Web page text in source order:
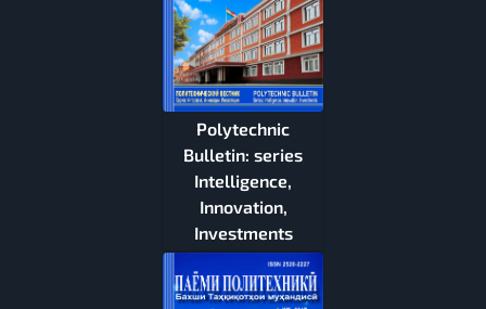
Polytechnic
Bulletin: series
Intelligence,
Innovation,
Investments